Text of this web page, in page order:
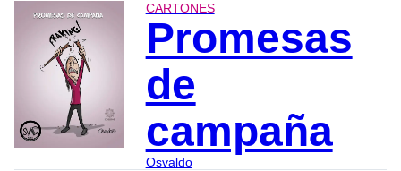
CARTONES
Promesas
de
campaña
Osvaldo